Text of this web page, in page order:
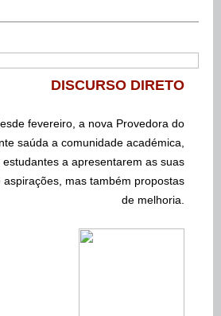
DISCURSO DIRETO
fevereiro, a nova Provedora do
saúda a comunidade académica,
a apresentarem as suas
aspirações, mas também propostas
de melhoria.